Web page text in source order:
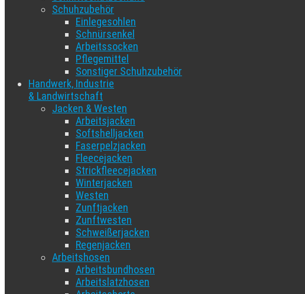
Schuhzubehör
Einlegesohlen
Schnürsenkel
Arbeitssocken
Pflegemittel
Sonstiger Schuhzubehör
Handwerk, Industrie
& Landwirtschaft
Jacken & Westen
Arbeitsjacken
Softshelljacken
Faserpelzjacken
Fleecejacken
Strickfleecejacken
Winterjacken
Westen
Zunftjacken
Zunftwesten
Schweißerjacken
Regenjacken
Arbeitshosen
Arbeitsbundhosen
Arbeitslatzhosen